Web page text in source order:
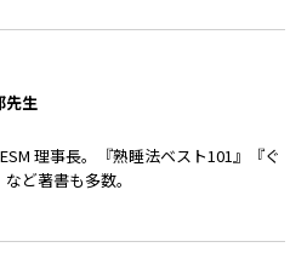
先生
理事長。『熟睡法ベスト101』『ぐ
ど著書も多数。